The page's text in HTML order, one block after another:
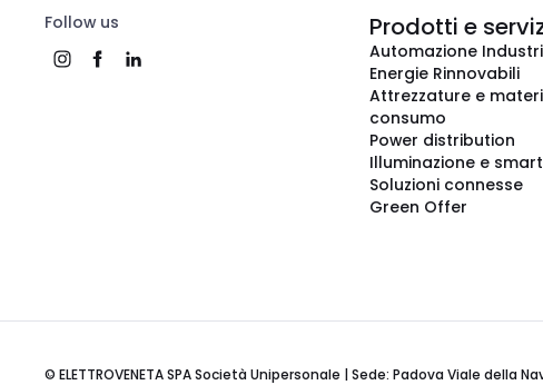
Follow us Prodotti e
Automazione
Energie Rinnovabili
Attrezzature e
consumo
Power distribution
Illuminazione e
Soluzioni connesse
Green Offer
© ELETTROVENETA SPA Società Unipersonale | Sede: Padova Viale della